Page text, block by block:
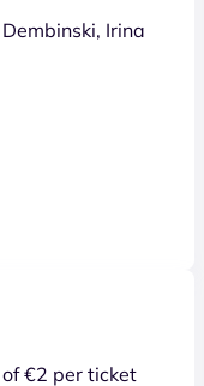
Irina
€2 per ticket